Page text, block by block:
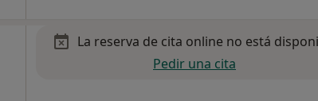
La reserva de cita online no está
Pedir una cita